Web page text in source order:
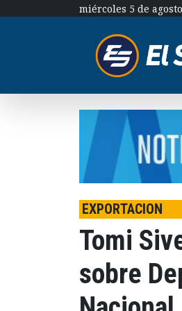
miércoles 5 de
EXPORTACION
Tomi
sobre